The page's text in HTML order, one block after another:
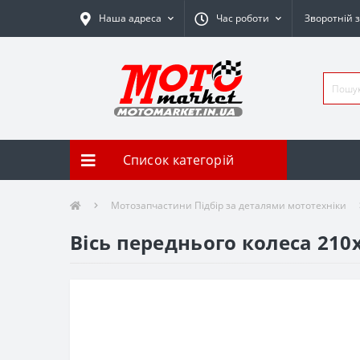
Наша адреса Час роботи Зворотній
Список категорій
Мотозапчастини Підбір за деталями мототехніки
Вісь переднього колеса